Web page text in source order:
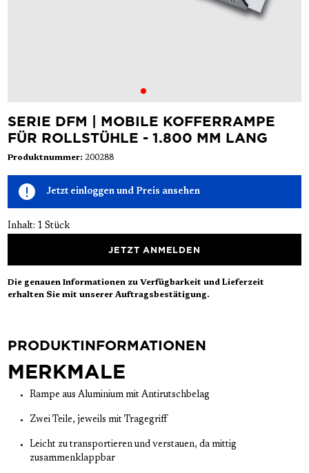
SERIE DFM | MOBILE KOFFERRAMPE
FÜR ROLLSTÜHLE - 1.800 MM LANG
Produktnummer: 200288
Jetzt einloggen und Preis ansehen
Inhalt: 1 Stück
JETZT ANMELDEN
Die genauen Informationen zu Verfügbarkeit und Lieferzeit
erhalten Sie mit unserer Auftragsbestätigung.
PRODUKTINFORMATIONEN
MERKMALE
Rampe aus Aluminium mit Antirutschbelag
Zwei Teile, jeweils mit Tragegriff
Leicht zu transportieren und verstauen, da mittig
zusammenklappbar